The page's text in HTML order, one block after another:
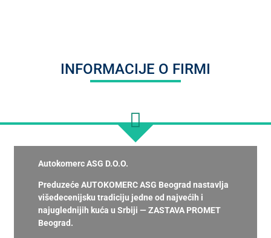
INFORMACIJE O FIRMI
Autokomerc ASG D.O.O.
Preduzeće AUTOKOMERC ASG Beograd nastavlja
višedecenijsku tradiciju jedne od najvećih i
najuglednijih kuća u Srbiji — ZASTAVA PROMET
Beograd.